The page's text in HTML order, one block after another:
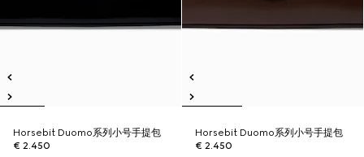
Horsebit Duomo系列小号手提包
€ 2.450
Horsebit Duomo系列小号手提包
€ 2.450